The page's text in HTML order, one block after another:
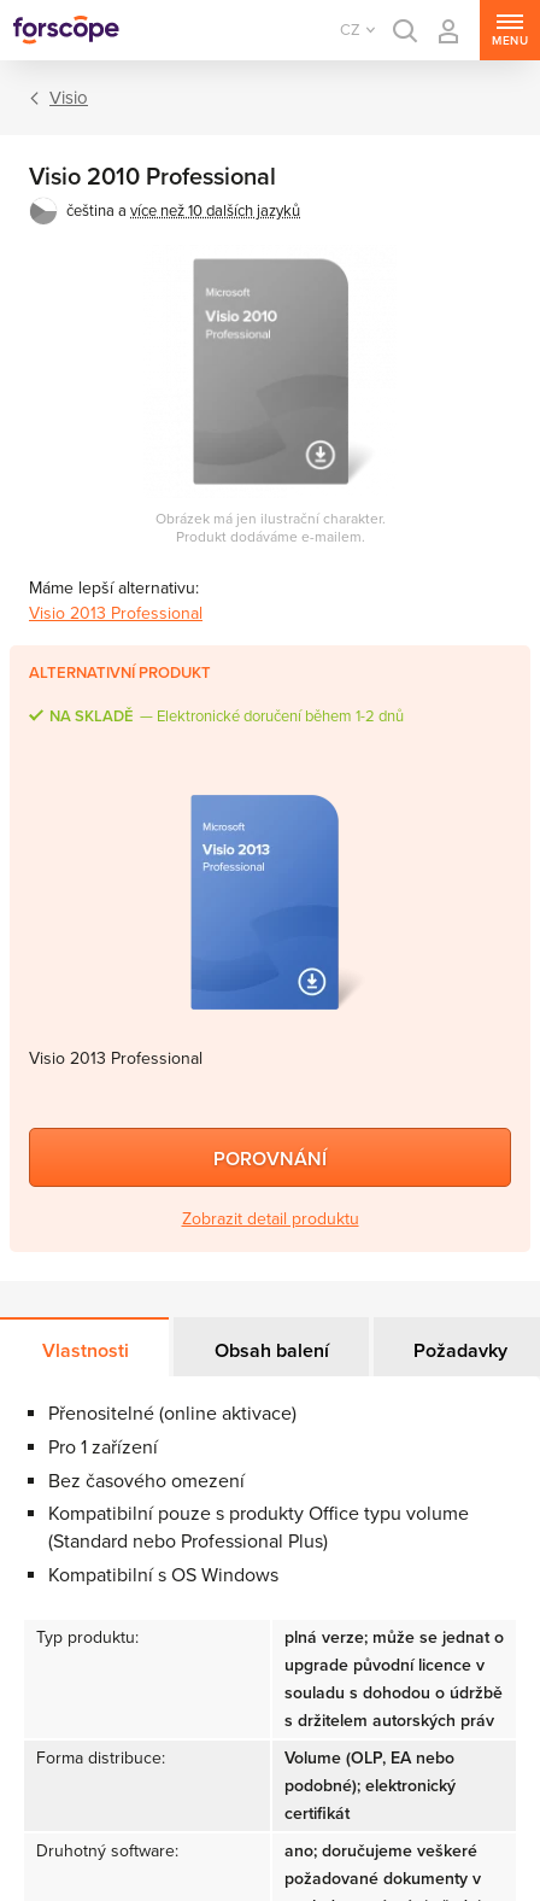
CZ
MENU
Visio
Visio 2010 Professional
čeština a více než 10 dalších jazyků
Obrázek má jen ilustrační charakter.
Produkt dodáváme e-mailem.
Máme lepší alternativu:
Visio 2013 Professional
ALTERNATIVNÍ PRODUKT
NA SKLADĚ Elektronické doručení během 1-2 dnů
Visio 2013 Professional
POROVNÁNÍ
Zobrazit detail produktu
Vlastnosti Obsah balení Požadavky
Přenositelné (online aktivace)
Pro 1 zařízení
Bez časového omezení
Kompatibilní pouze s produkty Office typu volume
(Standard nebo Professional Plus)
Kompatibilní s OS Windows
Typ produktu:
plná verze; může se jednat o
upgrade původní licence v
souladu s dohodou o údržbě
s držitelem autorských práv
Forma distribuce:
Volume (OLP, EA nebo
podobné); elektronický
certifikát
Druhotný software:
ano; doručujeme veškeré
požadované dokumenty v